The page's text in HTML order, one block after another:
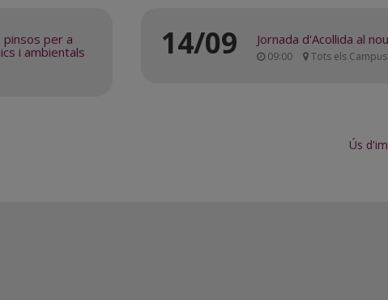
pinsos per a
i ambientals
14/09 Jornada d'Acollida al
09:00 Tots els Campus
Ús